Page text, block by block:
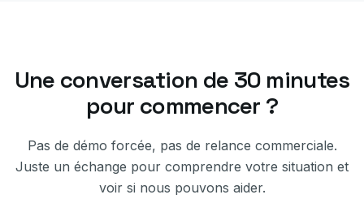
Une conversation de 30 minutes
pour commencer ?
Pas de démo forcée, pas de relance commerciale.
Juste un échange pour comprendre votre situation et
voir si nous pouvons aider.